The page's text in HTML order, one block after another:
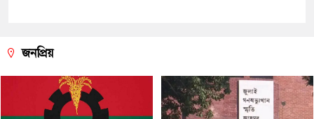
জনপ্রিয়